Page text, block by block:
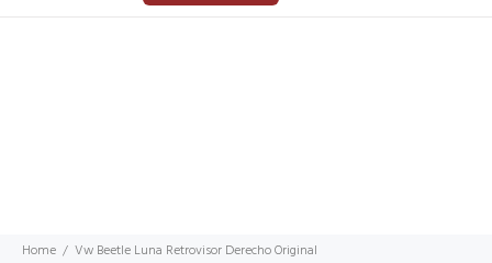
Home Vw Beetle Luna Retrovisor Derecho Original